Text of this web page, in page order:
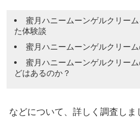
蜜月ハニームーンゲルクリー
た体験談
蜜月ハニームーンゲルクリー
蜜月ハニームーンゲルクリー
どはあるのか？
などについて、詳しく調査しま